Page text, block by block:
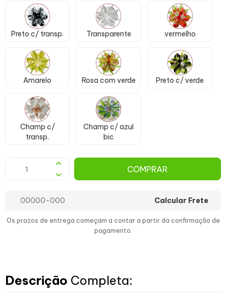
Preto c/ transp. Transparente vermelho
Amarelo Rosa com verde Preto c/ verde
Champ c/
transp.
Champ c/ azul
bic
COMPRAR
Calcular Frete
Os prazos de entrega começam a contar a partir da confirmação de
pagamento.
Descrição Completa: